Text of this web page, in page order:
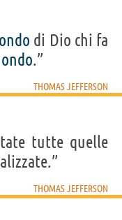
di Dio chi fa
.”
THOMAS JEFFERSON
tutte quelle
THOMAS JEFFERSON